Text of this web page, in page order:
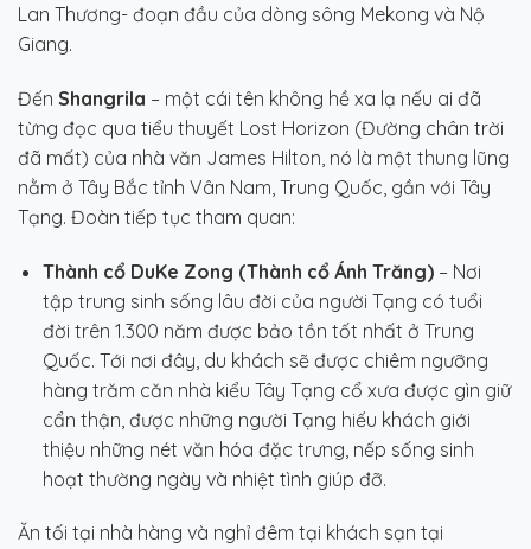
Lan Thương- đoạn đầu của dòng sông Mekong và Nộ
Giang.
Đến Shangrila – một cái tên không hề xa lạ nếu ai đã
từng đọc qua tiểu thuyết Lost Horizon (Đường chân trời
đã mất) của nhà văn James Hilton, nó là một thung lũng
nằm ở Tây Bắc tỉnh Vân Nam, Trung Quốc, gần với Tây
Tạng. Đoàn tiếp tục tham quan:
Thành cổ DuKe Zong (Thành cổ Ánh Trăng)– Nơi
tập trung sinh sống lâu đời của người Tạng có tuổi
đời trên 1.300 năm được bảo tồn tốt nhất ở Trung
Quốc. Tới nơi đây, du khách sẽ được chiêm ngưỡng
hàng trăm căn nhà kiểu Tây Tạng cổ xưa được gìn giữ
cẩn thận, được những người Tạng hiếu khách giới
thiệu những nét văn hóa đặc trưng, nếp sống sinh
hoạt thường ngày và nhiệt tình giúp đỡ.
Ăn tối tại nhà hàng và nghỉ đêm tại khách sạn tại